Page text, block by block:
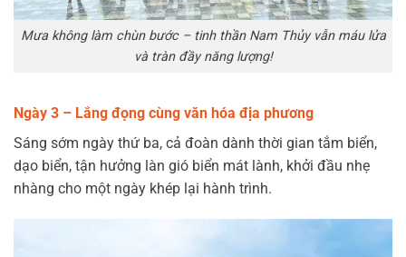
Mưa không làm chùn bước – tinh thần Nam Thủy vẫn máu lửa
và tràn đầy năng lượng!
Ngày 3 – Lắng đọng cùng văn hóa địa phương
Sáng sớm ngày thứ ba, cả đoàn dành thời gian tắm biển,
dạo biển, tận hưởng làn gió biển mát lành, khởi đầu nhẹ
nhàng cho một ngày khép lại hành trình.